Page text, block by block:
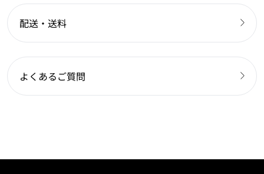
配送・送料
よくあるご質問